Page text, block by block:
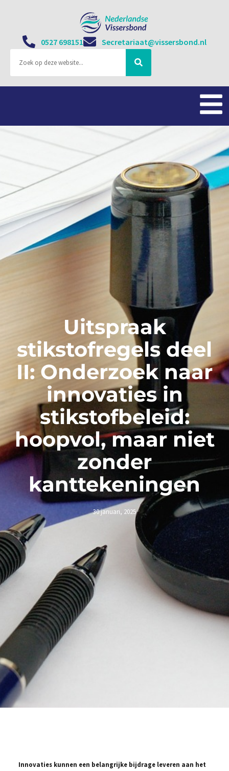
0527 698151 Secretariaat@vissersbond.nl
Uitspraak
stikstofregels deel
II: Onderzoek naar
innovaties in
stikstofbeleid:
hoopvol, maar niet
zonder
kanttekeningen
30 januari, 2025
Innovaties kunnen een belangrijke bijdrage leveren aan het